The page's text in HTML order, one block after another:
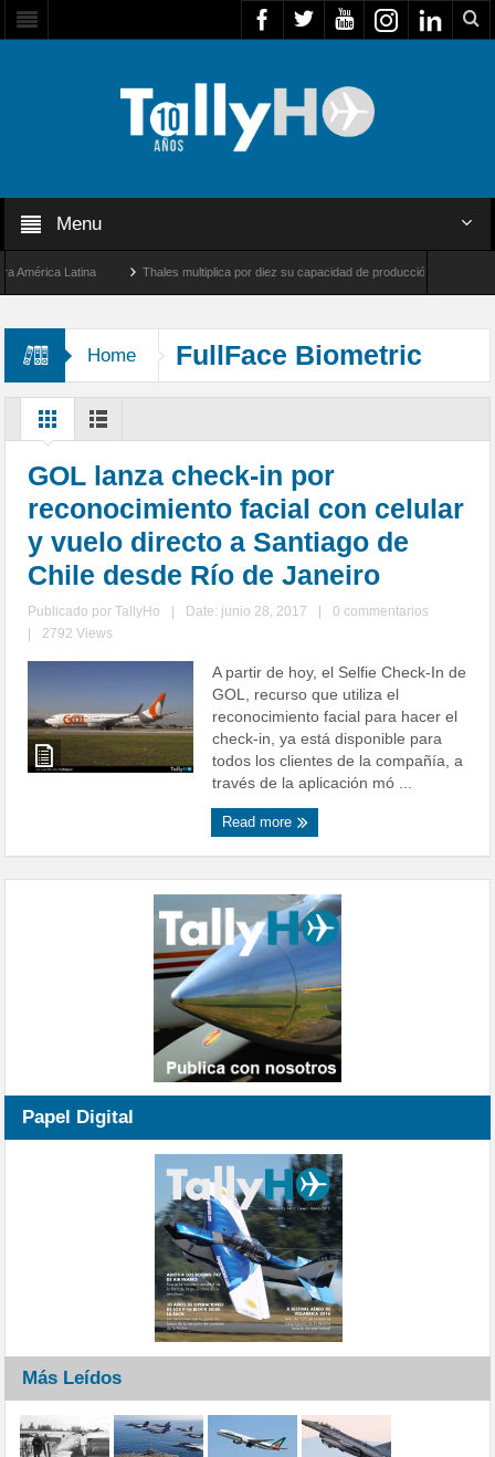
Menu
Latina Thales multiplica por diez su capacidad de producción de radares en
Home
FullFace Biometric
Solutions
GOL lanza check-in por
reconocimiento facial con celular
y vuelo directo a Santiago de
Chile desde Río de Janeiro
Publicado porTallyHo Date: junio 28, 2017
0 commentarios
2792 Views
A partir de hoy, el Selfie Check-In de
GOL, recurso que utiliza el
reconocimiento facial para hacer el
check-in, ya está disponible para
todos los clientes de la compañía, a
través de la aplicación mó ...
Read more
Papel Digital
Más Leídos